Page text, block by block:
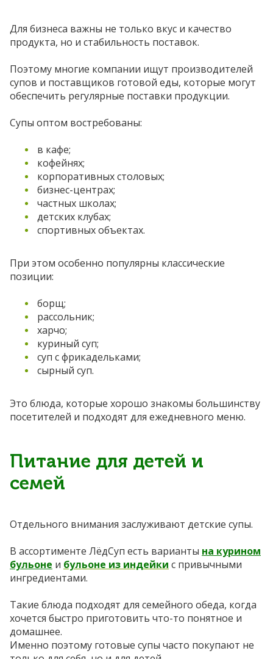
Для бизнеса важны не только вкус и качество
продукта, но и стабильность поставок.
Поэтому многие компании ищут производителей
супов и поставщиков готовой еды, которые могут
обеспечить регулярные поставки продукции.
Супы оптом востребованы:
в кафе;
кофейнях;
корпоративных столовых;
бизнес-центрах;
частных школах;
детских клубах;
спортивных объектах.
При этом особенно популярны классические
позиции:
борщ;
рассольник;
харчо;
куриный суп;
суп с фрикадельками;
сырный суп.
Это блюда, которые хорошо знакомы большинству
посетителей и подходят для ежедневного меню.
Питание для детей и
семей
Отдельного внимания заслуживают детские супы.
В ассортименте ЛёдСуп есть варианты на курином
бульоне и бульоне из индейки с привычными
ингредиентами.
Такие блюда подходят для семейного обеда, когда
хочется быстро приготовить что-то понятное и
домашнее.
Именно поэтому готовые супы часто покупают не